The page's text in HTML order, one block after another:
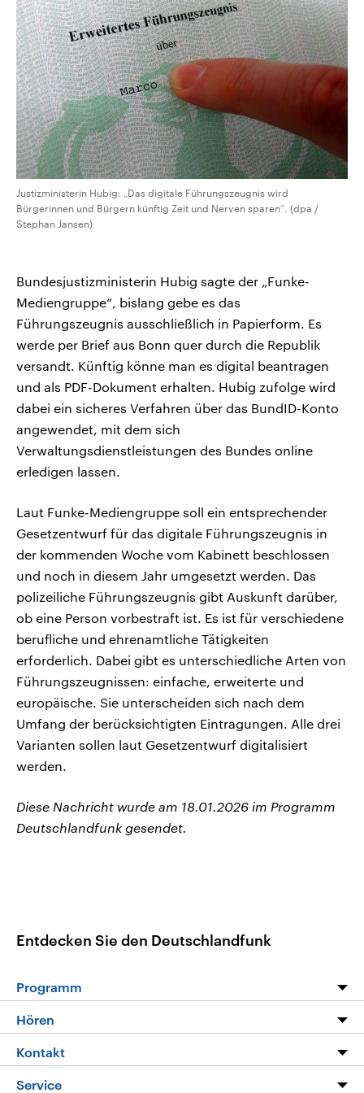
CDU, SPD und FDP regiert.-
Umfragen, Prognosen,
Wahlprogramme, aktuelle Berichte
und Hintergründe zu den Parteien
und Kandidaten der anstehenden
Wahl.
aktuelle Weltgeschehen.
Sendungen Programm Podcasts
Audio-Archiv
Justizministerin Hubig: „Das digitale Führungszeugnis wird
Bürgerinnen und Bürgern künftig Zeit und Nerven sparen“. (dpa /
Stephan Jansen)
Bundesjustizministerin Hubig sagte der „Funke-
Mediengruppe“, bislang gebe es das
Führungszeugnis ausschließlich in Papierform. Es
werde per Brief aus Bonn quer durch die Republik
versandt. Künftig könne man es digital beantragen
und als PDF-Dokument erhalten. Hubig zufolge wird
dabei ein sicheres Verfahren über das BundID-Konto
angewendet, mit dem sich
Verwaltungsdienstleistungen des Bundes online
erledigen lassen.
Laut Funke-Mediengruppe soll ein entsprechender
Gesetzentwurf für das digitale Führungszeugnis in
der kommenden Woche vom Kabinett beschlossen
und noch in diesem Jahr umgesetzt werden. Das
polizeiliche Führungszeugnis gibt Auskunft darüber,
ob eine Person vorbestraft ist. Es ist für verschiedene
berufliche und ehrenamtliche Tätigkeiten
erforderlich. Dabei gibt es unterschiedliche Arten von
Führungszeugnissen: einfache, erweiterte und
europäische. Sie unterscheiden sich nach dem
Umfang der berücksichtigten Eintragungen. Alle drei
Varianten sollen laut Gesetzentwurf digitalisiert
werden.
Diese Nachricht wurde am 18.01.2026 im Programm
Deutschlandfunk gesendet.
Entdecken Sie den Deutschlandfunk
Programm
Programm
Die Nachrichten
Hören
Livestream
Kontakt
Hörerservice
Service